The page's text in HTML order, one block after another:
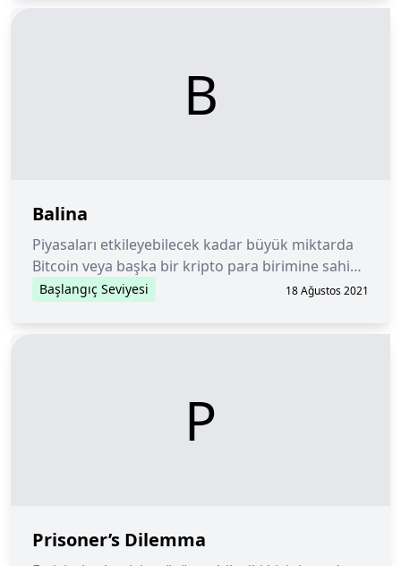
B
Balina
Piyasaları etkileyebilecek kadar büyük miktarda
Bitcoin veya başka bir kripto para birimine sahip
olan kişi veya kuruluş.
Başlangıç Seviyesi 18 Ağustos 2021
P
Prisoner’s Dilemma